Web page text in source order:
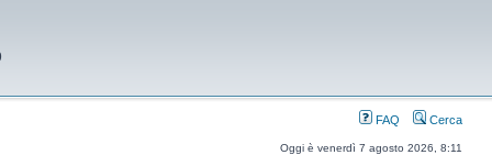
FAQ Cerca
Oggi è venerdì 7 agosto 2026, 8:11